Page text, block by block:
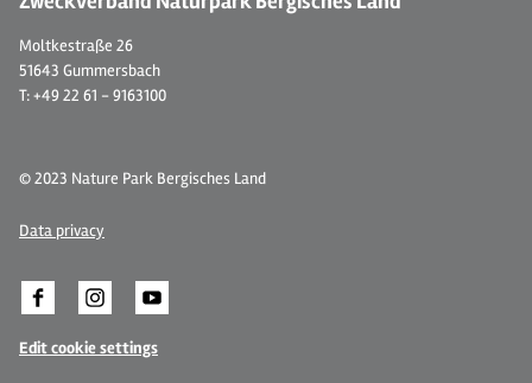
Moltkestraße 26
51643 Gummersbach
T: +49 22 61 - 9163100
© 2023 Nature Park Bergisches Land
Data privacy
Edit cookie settings